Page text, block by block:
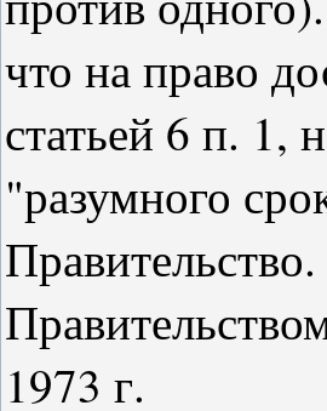
что на право
статьей 6 п. 1,
"разумного
Правительство.
1973 г.